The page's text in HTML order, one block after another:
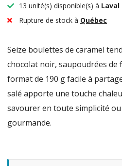
13 unité(s) disponible(s) à Laval
Rupture de stock à Québec
Seize boulettes de caramel
chocolat noir, saupoudrées de
format de 190 g facile à
salé apporte une touche
savourer en toute simplicité
gourmande.